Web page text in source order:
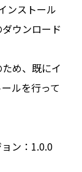
ンストール
ウンロード
め、既にイ
ルを行って
ン：1.0.0